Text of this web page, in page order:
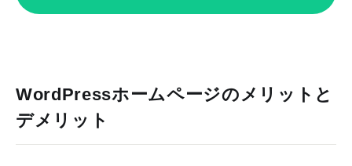
WordPressホームページのメリットと
デメリット